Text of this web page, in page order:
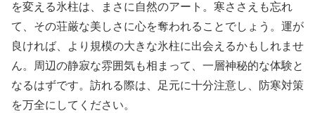
を変える氷柱は、まさに自然のアート。寒ささえも忘れ
て、その荘厳な美しさに心を奪われることでしょう。運が
良ければ、より規模の大きな氷柱に出会えるかもしれませ
ん。周辺の静寂な雰囲気も相まって、一層神秘的な体験と
なるはずです。訪れる際は、足元に十分注意し、防寒対策
を万全にしてください。